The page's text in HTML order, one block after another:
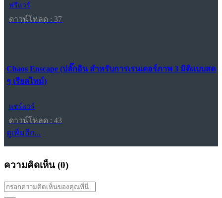
ฟรีแวร์
ดาวน์โหลด : 37
Chaos Enscape (ปลั๊กอิน สำหรับการเรนเดอร์ภาพ 3 มิติแบบสด
ๆ เรียลไทม์)
แชร์แวร์
ดาวน์โหลด : 43
ดูเพิ่มอีก...
ความคิดเห็น (0)